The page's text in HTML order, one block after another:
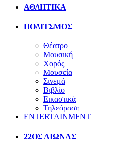
ΑΘΛΗΤΙΚΑ
ΠΟΛΙΤΣΜΟΣ
Θέατρο
Μουσική
Χορός
Μουσεία
Σινεμά
Βιβλίο
Εικαστικά
Τηλεόραση
ENTERTAINMENT
22ΟΣ ΑΙΩΝΑΣ